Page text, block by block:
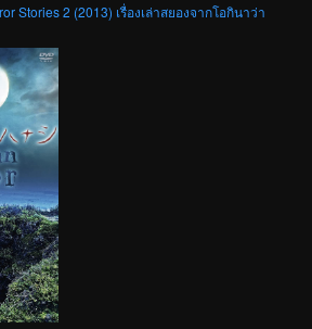
Stories 2 (2013) เรื่องเล่าสยองจากโอกินาว่า